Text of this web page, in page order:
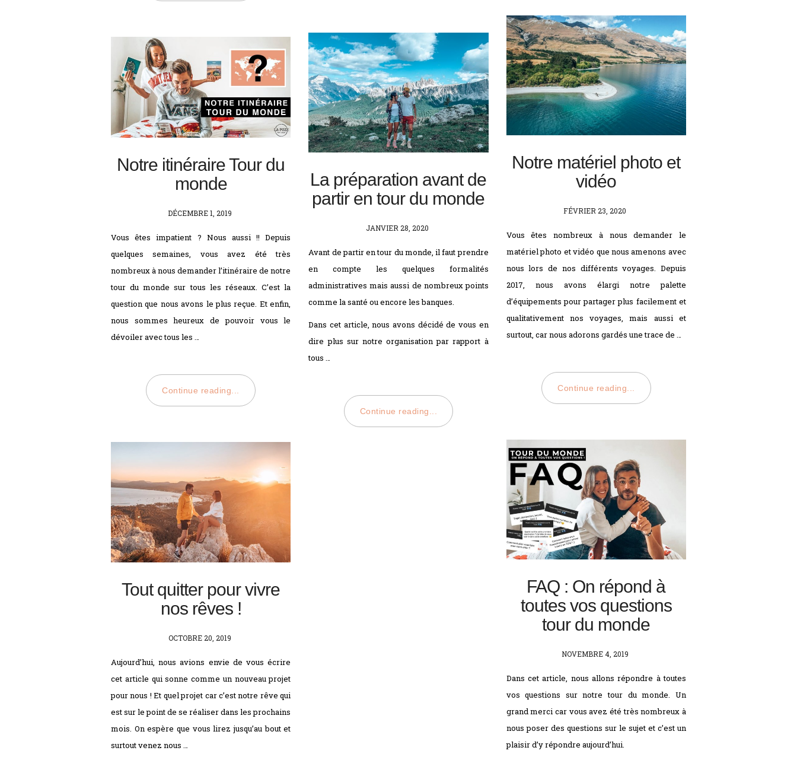
Notre matériel photo et
vidéo
POSTED
FÉVRIER 23, 2020
Vous êtes nombreux à nous demander le
matériel photo et vidéo que nous amenons avec
nous lors de nos différents voyages. Depuis
2017, nous avons élargi notre palette
d’équipements pour partager plus facilement et
qualitativement nos voyages, mais aussi et
surtout, car nous adorons gardés une trace de …
Continue reading...
La préparation avant de
partir en tour du monde
POSTED
JANVIER 28, 2020
Avant de partir en tour du monde, il faut prendre
en compte les quelques formalités
administratives mais aussi de nombreux points
comme la santé ou encore les banques.
Dans cet article, nous avons décidé de vous en
dire plus sur notre organisation par rapport à
tous …
Continue reading...
Notre itinéraire Tour du
monde
POSTED
DÉCEMBRE 1, 2019
Vous êtes impatient ? Nous aussi !! Depuis
quelques semaines, vous avez été très
nombreux à nous demander l’itinéraire de notre
tour du monde sur tous les réseaux. C’est la
question que nous avons le plus reçue. Et enfin,
nous sommes heureux de pouvoir vous le
dévoiler avec tous les …
Continue reading...
FAQ : On répond à
toutes vos questions
tour du monde
POSTED
NOVEMBRE 4, 2019
Dans cet article, nous allons répondre à toutes
vos questions sur notre tour du monde. Un
grand merci car vous avez été très nombreux à
nous poser des questions sur le sujet et c’est un
plaisir d’y répondre aujourd’hui.
Tout quitter pour vivre
nos rêves !
POSTED
OCTOBRE 20, 2019
Aujourd’hui, nous avions envie de vous écrire
cet article qui sonne comme un nouveau projet
pour nous ! Et quel projet car c’est notre rêve qui
est sur le point de se réaliser dans les prochains
mois. On espère que vous lirez jusqu’au bout et
surtout venez nous …